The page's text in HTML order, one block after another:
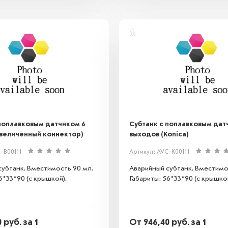
датчиком 6
коннектор)
Вместимость 90 мл.
(с крышкой).
руб.за 1
Субтанк с поплавковым
выходов (Konica)
Артикул: AVC-K00111
Аварийный субтанк.
Габариты: 56*33*90 (с
От 946,40 руб.за 1